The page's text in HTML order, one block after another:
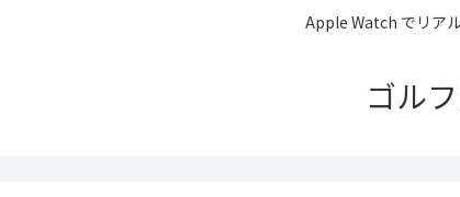
Apple Watch でリア
ゴル